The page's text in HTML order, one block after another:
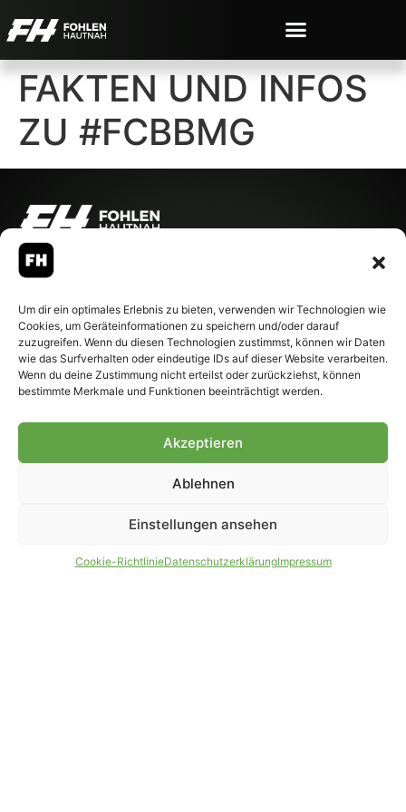
Um dir ein optimales Erlebnis zu bieten, verwenden wir Technologien wie
Cookies, um Geräteinformationen zu speichern und/oder darauf
zuzugreifen. Wenn du diesen Technologien zustimmst, können wir Daten
wie das Surfverhalten oder eindeutige IDs auf dieser Website verarbeiten.
Wenn du deine Zustimmung nicht erteilst oder zurückziehst, können
bestimmte Merkmale und Funktionen beeinträchtigt werden.
Akzeptieren
Ablehnen
Einstellungen ansehen
Cookie-RichtlinieDatenschutzerklärungImpressum
FAKTEN UND INFOS
ZU #FCBBMG
© 2007-2026 Fohlen-Hautnah.de
– Alle rechte vorbehalten.
offiziell eingetragenes Magazin
bei der Deutschen
Nationalbibliothek (ISSN 1868-
8233). Nachdruck und
Weiterverarbeitung, auch
auszugsweise, nur mit
PARTNER WERDEN
AGB